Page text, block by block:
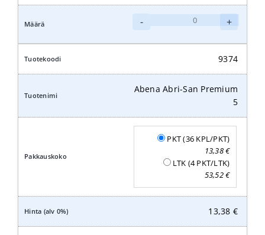
-
San
määrä
+
9374
Abena Abri-San Premium
5
PKT (36 KPL/PKT)
13,38€
LTK (4 PKT/LTK)
53,52€
13,38 €